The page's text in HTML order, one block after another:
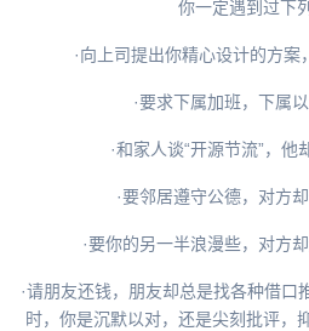
你一定遇到过下
·向上司提出你精心设计的方案
·要求下属加班，下属
·和家人谈“开源节流”，他
·要邻居遵守公德，对方
·要你的另一半浪漫些，对方
·请朋友还钱，朋友却总是找各种
时，你是沉默以对，还是尖刻批评，